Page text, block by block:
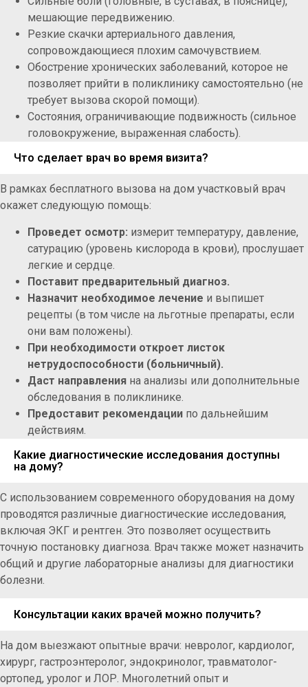
мешающие передвижению.
Резкие скачки артериального давления,
сопровождающиеся плохим самочувствием.
Обострение хронических заболеваний, которое не
позволяет прийти в поликлинику самостоятельно (не
требует вызова скорой помощи).
Состояния, ограничивающие подвижность (сильное
головокружение, выраженная слабость).
Что сделает врач во время визита?
В рамках бесплатного вызова на дом участковый врач
окажет следующую помощь:
Проведет осмотр: измерит температуру, давление,
сатурацию (уровень кислорода в крови), прослушает
легкие и сердце.
Поставит предварительный диагноз.
Назначит необходимое лечение и выпишет
рецепты (в том числе на льготные препараты, если
они вам положены).
При необходимости откроет листок
нетрудоспособности (больничный).
Даст направления на анализы или дополнительные
обследования в поликлинике.
Предоставит рекомендации по дальнейшим
действиям.
Какие диагностические исследования доступны
на дому?
С использованием современного оборудования на дому
проводятся различные диагностические исследования,
включая ЭКГ и рентген. Это позволяет осуществить
точную постановку диагноза. Врач также может назначить
общий и другие лабораторные анализы для диагностики
болезни.
Консультации каких врачей можно получить?
На дом выезжают опытные врачи: невролог, кардиолог,
хирург, гастроэнтеролог, эндокринолог, травматолог-
ортопед, уролог и ЛОР. Многолетний опыт и